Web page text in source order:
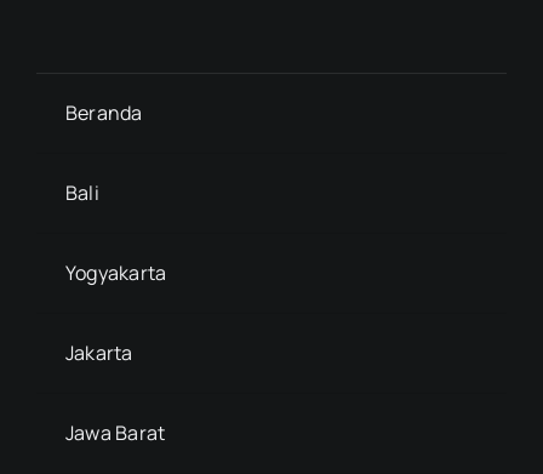
Beranda
Bali
Yogyakarta
Jakarta
Jawa Barat